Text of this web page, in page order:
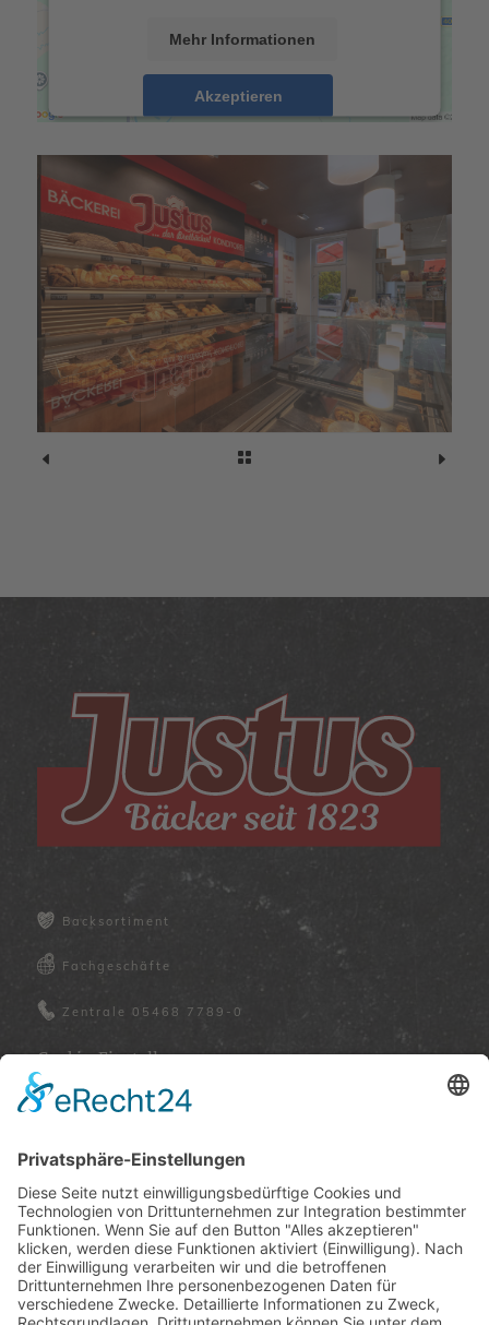
Mehr Informationen
Akzeptieren
Management Platform&eRecht24
Backsortiment
Fachgeschäfte
Zentrale 05468 7789-0
Cookie-Einstellungen
JB3 GmbH & Co KG
Kirchplatz 11